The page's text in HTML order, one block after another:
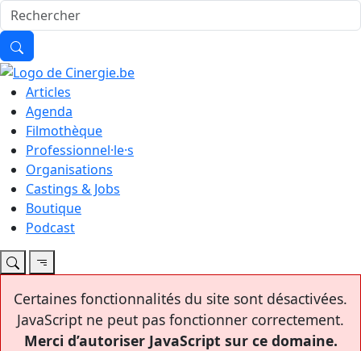
Articles
Agenda
Filmothèque
Professionnel·le·s
Organisations
Castings & Jobs
Boutique
Podcast
Certaines fonctionnalités du site sont désactivées.
JavaScript ne peut pas fonctionner correctement.
Merci d’autoriser JavaScript sur ce domaine.